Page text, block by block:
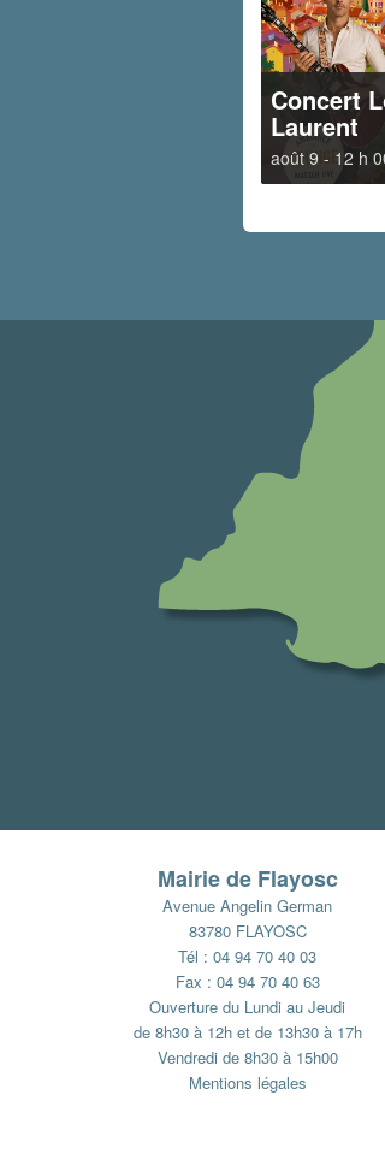
Concert
Laurent
août 9 - 12 h
Mairie de Flayosc
Avenue Angelin German
83780 FLAYOSC
Tél : 04 94 70 40 03
Fax : 04 94 70 40 63
Ouverture du Lundi au Jeudi
de 8h30 à 12h et de 13h30 à 17h
Vendredi de 8h30 à 15h00
Mentions légales